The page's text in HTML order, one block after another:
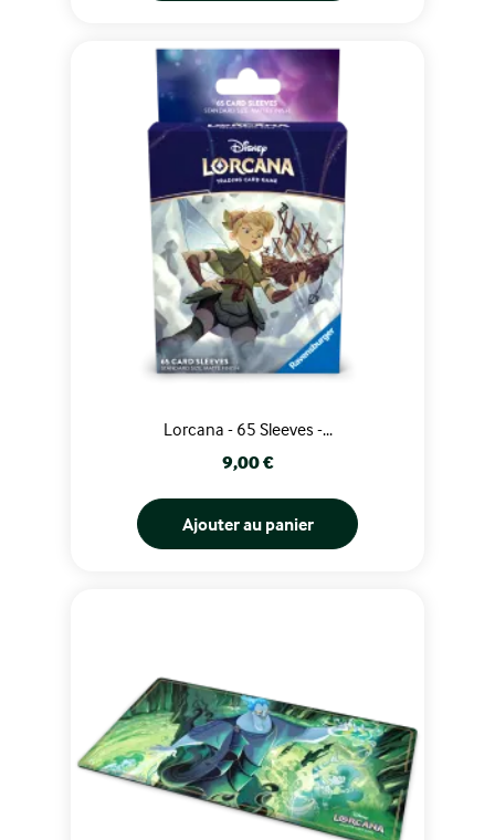
Lorcana - 65 Sleeves -...
Prix
9,00 €
Ajouter au panier